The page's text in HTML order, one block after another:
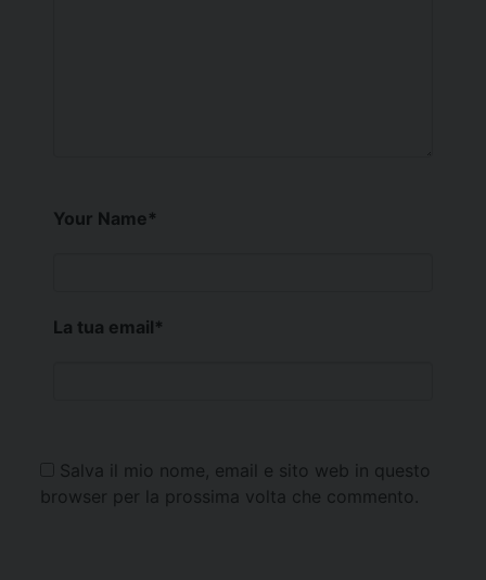
Your Name*
La tua email*
Salva il mio nome, email e sito web in questo
browser per la prossima volta che commento.